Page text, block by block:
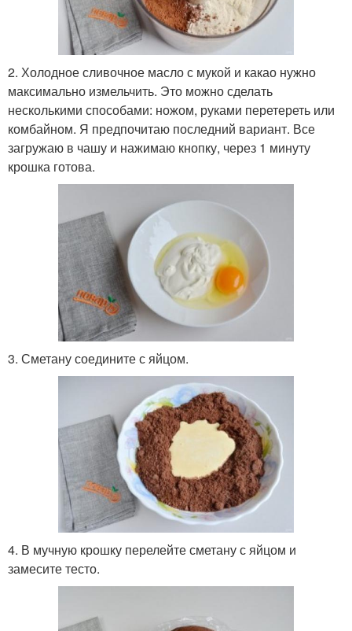
2. Холодное сливочное масло с мукой и какао нужно
максимально измельчить. Это можно сделать
несколькими способами: ножом, руками перетереть или
комбайном. Я предпочитаю последний вариант. Все
загружаю в чашу и нажимаю кнопку, через 1 минуту
крошка готова.
3. Сметану соедините с яйцом.
4. В мучную крошку перелейте сметану с яйцом и
замесите тесто.